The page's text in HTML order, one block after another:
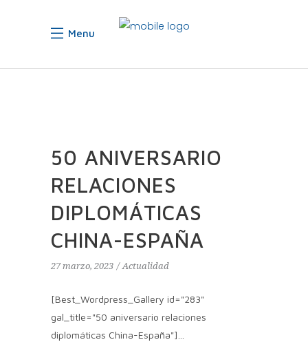
Menu
50 ANIVERSARIO
RELACIONES
DIPLOMÁTICAS
CHINA-ESPAÑA
27 marzo, 2023 Actualidad
[Best_Wordpress_Gallery id="283"
gal_title="50 aniversario relaciones
diplomáticas China-España"]